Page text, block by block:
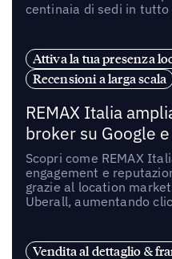
centinaia di sedi in tutto
Attiva la tua presenza
Recensioni a larga scala
REMAX Italia
broker su Google
Scopri come REMAX
engagement e
grazie al location
Uberall, aumentando
Vendita al dettaglio &